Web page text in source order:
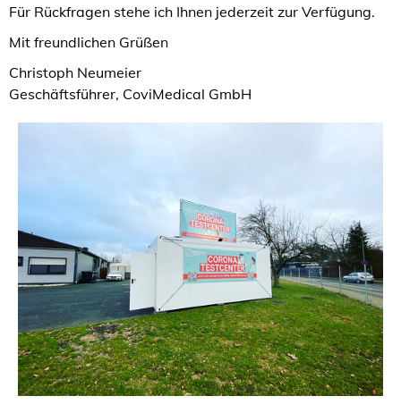
Für Rückfragen stehe ich Ihnen jederzeit zur Verfügung.
Mit freundlichen Grüßen
Christoph Neumeier
Geschäftsführer, CoviMedical GmbH